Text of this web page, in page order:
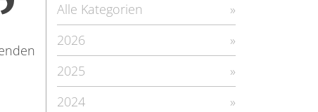
Alle Kategorien
2026
2025
2024